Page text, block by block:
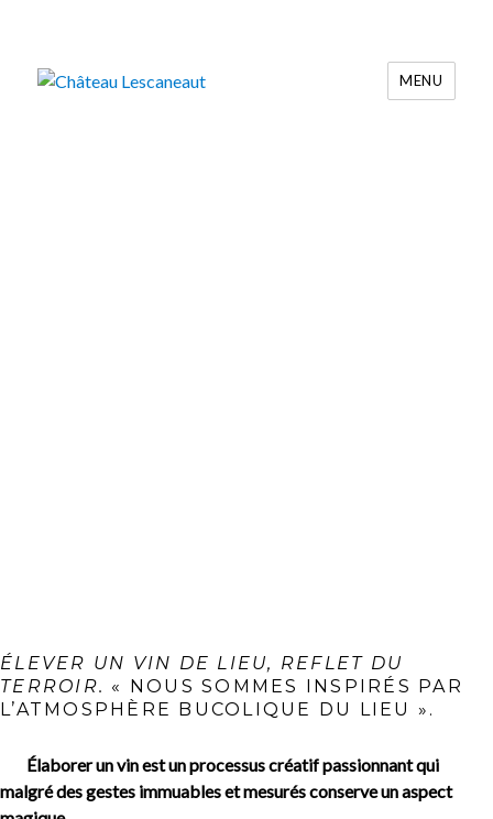
MENU
ÉLEVER UN VIN DE LIEU, REFLET DU
TERROIR. « NOUS SOMMES INSPIRÉS PAR
L’ATMOSPHÈRE BUCOLIQUE DU LIEU ».
Élaborer un vin est un processus créatif passionnant qui
malgré des gestes immuables et mesurés conserve un aspect